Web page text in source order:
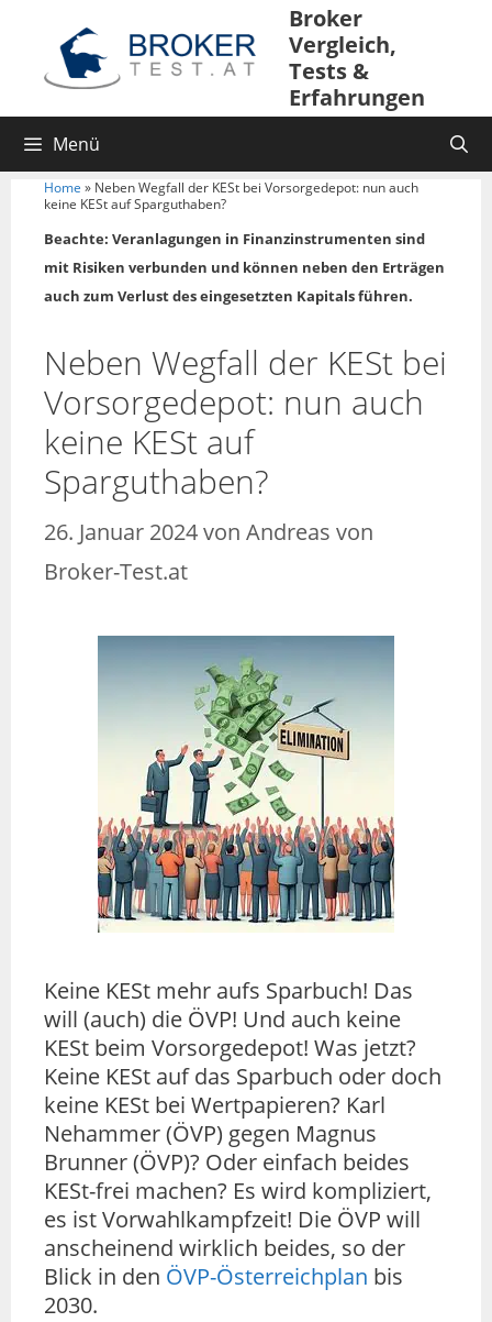
Broker
Vergleich,
Tests &
Erfahrungen
Menü
Home » Neben Wegfall der KESt bei Vorsorgedepot: nun auch
keine KESt auf Sparguthaben?
Beachte: Veranlagungen in Finanzinstrumenten sind
mit Risiken verbunden und können neben den Erträgen
auch zum Verlust des eingesetzten Kapitals führen.
Neben Wegfall der KESt bei
Vorsorgedepot: nun auch
keine KESt auf
Sparguthaben?
26. Januar 2024von Andreas von
Broker-Test.at
Keine KESt mehr aufs Sparbuch! Das
will (auch) die ÖVP! Und auch keine
KESt beim Vorsorgedepot! Was jetzt?
Keine KESt auf das Sparbuch oder doch
keine KESt bei Wertpapieren? Karl
Nehammer (ÖVP) gegen Magnus
Brunner (ÖVP)? Oder einfach beides
KESt-frei machen? Es wird kompliziert,
es ist Vorwahlkampfzeit! Die ÖVP will
anscheinend wirklich beides, so der
Blick in den ÖVP-Österreichplan bis
2030.